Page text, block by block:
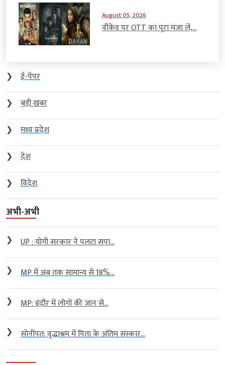
August 05, 2026
वीकेंड पर OTT का पूरा मजा लें,...
❯
ई-पेपर
❯
बड़ी खबर
❯
मध्य प्रदेश
❯
देश
❯
विदेश
अभी-अभी
❯ UP : योगी सरकार ने पलटा सपा...
❯ MP में अब तक सामान्य से 18%...
❯ MP: इंदौर में लोगों की जान से...
❯ सोनीपत: वृद्धाश्रम में पिता के अंतिम संस्कार...